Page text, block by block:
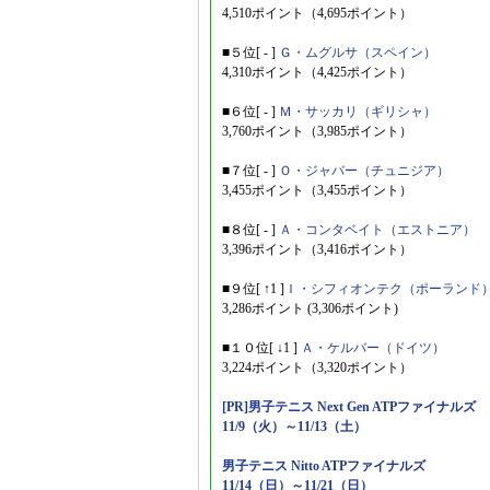
4,510ポイント（4,695ポイント）
■５位[ - ] Ｇ・ムグルサ（スペイン）
4,310ポイント（4,425ポイント）
■６位[ - ] Ｍ・サッカリ（ギリシャ）
3,760ポイント（3,985ポイント）
■７位[ - ] Ｏ・ジャバー（チュニジア）
3,455ポイント（3,455ポイント）
■８位[ - ] Ａ・コンタベイト（エストニア）
3,396ポイント（3,416ポイント）
■９位[ ↑1 ] Ｉ・シフィオンテク（ポーランド
3,286ポイント (3,306ポイント)
■１０位[ ↓1 ] Ａ・ケルバー（ドイツ）
3,224ポイント（3,320ポイント）
[PR]男子テニス Next Gen ATPファイナルズ
11/9（火）～11/13（土）
男子テニス Nitto ATPファイナルズ
11/14（日）～11/21（日）